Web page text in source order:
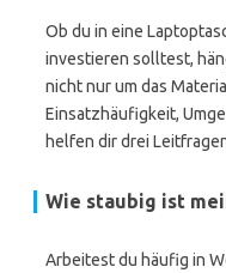
Ob du in eine
investieren solltest,
nicht nur um das
Einsatzhäufigkeit,
helfen dir drei
Wie staubig ist
Arbeitest du häufig in